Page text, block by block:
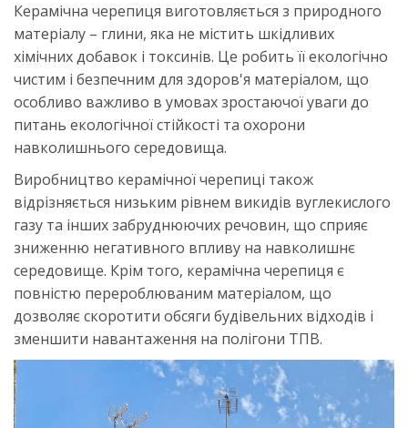
Керамічна черепиця виготовляється з природного
матеріалу – глини, яка не містить шкідливих
хімічних добавок і токсинів. Це робить її екологічно
чистим і безпечним для здоров'я матеріалом, що
особливо важливо в умовах зростаючої уваги до
питань екологічної стійкості та охорони
навколишнього середовища.
Виробництво керамічної черепиці також
відрізняється низьким рівнем викидів вуглекислого
газу та інших забруднюючих речовин, що сприяє
зниженню негативного впливу на навколишнє
середовище. Крім того, керамічна черепиця є
повністю перероблюваним матеріалом, що
дозволяє скоротити обсяги будівельних відходів і
зменшити навантаження на полігони ТПВ.